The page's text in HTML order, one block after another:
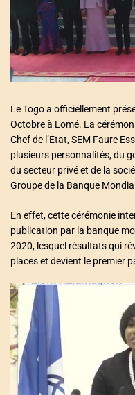
Le Togo a officiellement
Octobre à Lomé. La
Chef de l’Etat, SEM Faure
plusieurs personnalités, du
du secteur privé et de la
Groupe de la Banque
En effet, cette cérémonie
publication par la banque
2020, lesquel résultats qui
places et devient le premier